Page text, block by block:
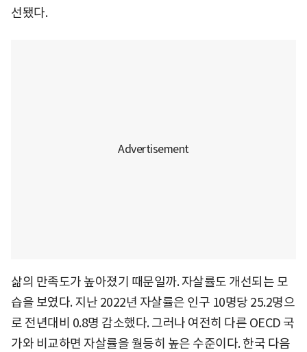
선됐다.
삶의 만족도가 높아졌기 때문일까. 자살률도 개선되는 모
습을 보였다. 지난 2022년 자살률은 인구 10명당 25.2명으
로 전년대비 0.8명 감소했다. 그러나 여전히 다른 OECD 국
가와 비교하면 자살률을 월등히 높은 수준이다. 한국 다음